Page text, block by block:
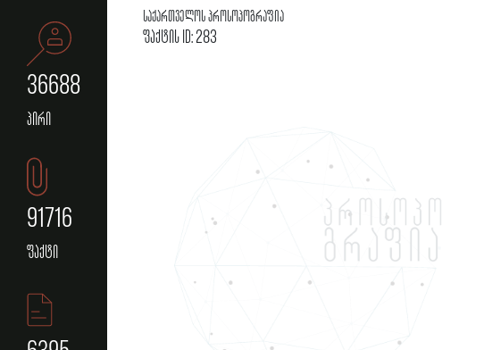
36688
პირი
91716
ფაქტი
საქართველოს პროსოპოგრაფია
ფაქტის ID: 283